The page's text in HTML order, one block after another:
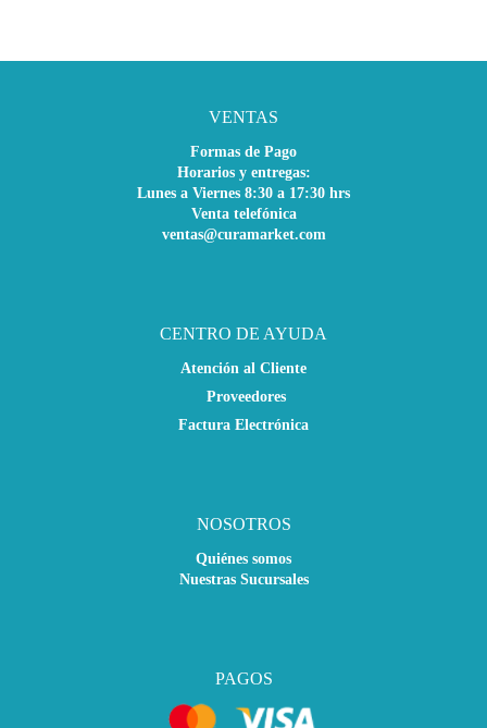
VENTAS
Formas de Pago
Horarios y entregas:
Lunes a Viernes 8:30 a 17:30 hrs
Venta telefónica
ventas@curamarket.com
CENTRO DE AYUDA
Atención al Cliente
Proveedores
Factura Electrónica
NOSOTROS
Quiénes somos
Nuestras Sucursales
PAGOS